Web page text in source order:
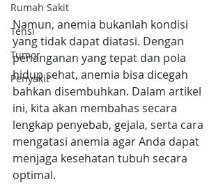
Rumah Sakit
Tensi
Tumor
Penyakit
Namun, anemia bukanlah kondisi
yang tidak dapat diatasi. Dengan
penanganan yang tepat dan pola
hidup sehat, anemia bisa dicegah
bahkan disembuhkan. Dalam artikel
ini, kita akan membahas secara
lengkap penyebab, gejala, serta cara
mengatasi anemia agar Anda dapat
menjaga kesehatan tubuh secara
optimal.